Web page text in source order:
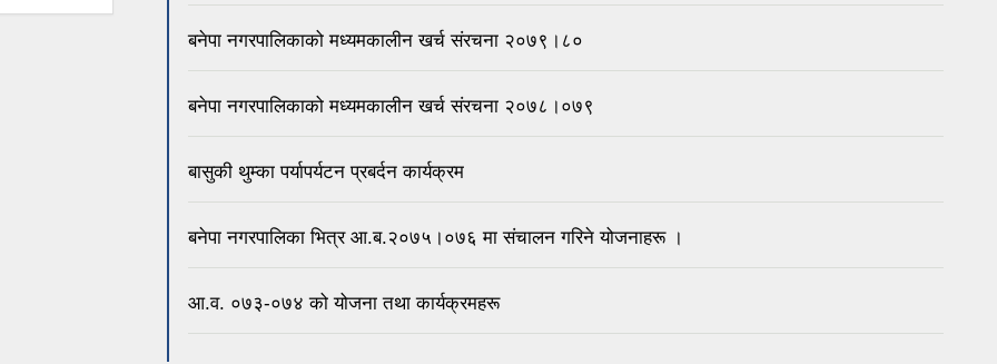
बनेपा नगरपालिकाको मध्यमकालीन खर्च संरचना २०७९।८०
बनेपा नगरपालिकाको मध्यमकालीन खर्च संरचना २०७८।०७९
बासुकी थुम्का पर्यापर्यटन प्रबर्दन कार्यक्रम
बनेपा नगरपालिका भित्र आ.ब.२०७५।०७६ मा संचालन गरिने योजनाहरू ।
आ.व. ०७३-०७४ को योजना तथा कार्यक्रमहरू